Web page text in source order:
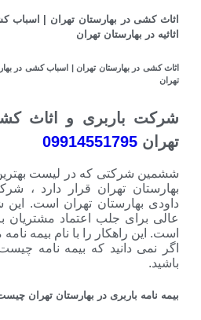
بهارستان تهران | اسباب کشی در
تهران
تهران | اسباب کشی در بهارستان تهران | حمل
و اثاث کشی داودی
که در لیست بهترین شرکتهای
تهران قرار دارد ، شرکت باربری
تهران است. این شرکت
جلب اعتماد مشتریان برای آن ها
را با نام بیمه نامه می توانید
که بیمه نامه چیست کافی است
در بهارستان تهران چیست؟